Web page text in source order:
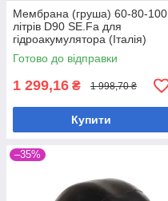
Мембрана (груша) 60-80-100
літрів D90 SE.Fa для
гідроакумулятора (Італія)
Готово до відправки
1 299,16 ₴ 1 998,70 ₴
Купити
–35%